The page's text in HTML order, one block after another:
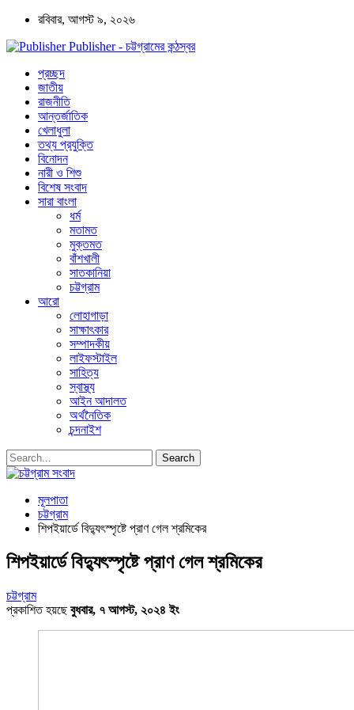
রবিবার, আগস্ট ৯, ২০২৬
Publisher - চট্টগ্রামের কন্ঠস্বর
প্রচ্ছদ
জাতীয়
রাজনীতি
আন্তর্জাতিক
খেলাধুলা
তথ্য প্রযুক্তি
বিনোদন
নারী ও শিশু
বিশেষ সংবাদ
সারা বাংলা
ধর্ম
মতামত
মুক্তমত
বাঁশখালী
সাতকানিয়া
চট্টগ্রাম
আরো
লোহাগাড়া
সাক্ষাৎকার
সম্পাদকীয়
লাইফস্টাইল
সাহিত্য
স্বাস্থ্য
আইন আদালত
অর্থনৈতিক
চন্দনাইশ
মূলপাতা
চট্টগ্রাম
শিপইয়ার্ডে বিদ্যুৎস্পৃষ্টে প্রাণ গেল শ্রমিকের
শিপইয়ার্ডে বিদ্যুৎস্পৃষ্টে প্রাণ গেল শ্রমিকের
চট্টগ্রাম
প্রকাশিত হয়ছেবুধবার, ৭ আগস্ট, ২০২৪ ইং